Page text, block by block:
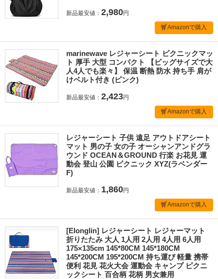
新品最安値： 2,980円
Amazonで購入
marinewave レジャーシート ピクニックマッ
ト 厚手 大型 コンパクト 【ビッグサイズで大
人4人でも楽々】 保温 断熱 防水 持ち手 肩が
けベルト付き (ピンク)
新品最安値： 2,423円
Amazonで購入
レジャーシート 子供 遠足 アウトドアシート
マット 男の子 女の子 オーシャンアンドグラ
ウンド OCEAN＆GROUND 行楽 お花見 運
動会 登山 公園 ピクニック XYZ(ラベンダー
F)
新品最安値： 1,860円
Amazonで購入
[Elonglin] レジャーシート レジャーマット
折りたたみ 大人 1人用 2人用 4人用 6人用
175×135cm 145*80CM 145*180CM
145*200CM 195*200CM 持ち運び 軽量 携帯
便利 花見 花火大会 運動会 キャンプ ピクニ
ックシート 百合柄 花柄 男女兼用